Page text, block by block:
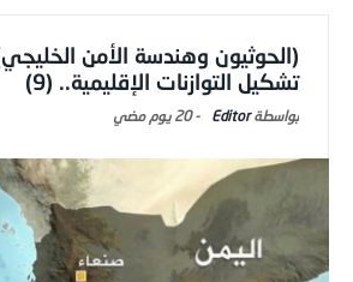
(الحوثيون وهندسة الأمن
تشكيل التوازنات الإقليمية.. (9)
Editor
-20 يوم ‎مضي